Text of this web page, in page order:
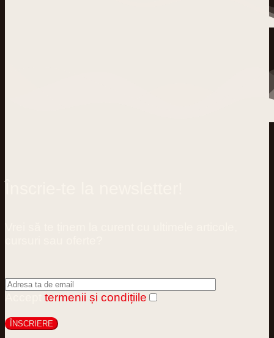
termenii și condițiile